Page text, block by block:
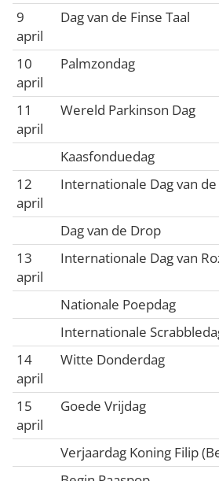
9
april
Dag van de Finse Taal
10
april
Palmzondag
11
april
Wereld Parkinson Dag
Kaasfonduedag
12
april
Internationale Dag van
Dag van de Drop
13
april
Internationale Dag van
Nationale Poepdag
Internationale
14
april
Witte Donderdag
15
april
Goede Vrijdag
Verjaardag Koning Filip